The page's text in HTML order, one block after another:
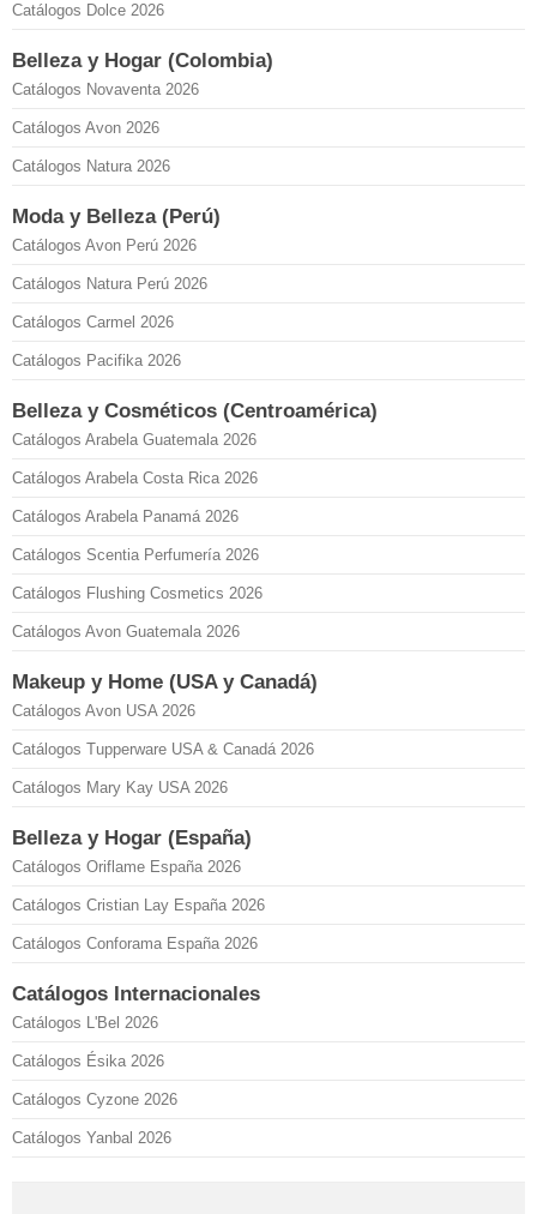
Catálogos Dolce 2026
Belleza y Hogar (Colombia)
Catálogos Novaventa 2026
Catálogos Avon 2026
Catálogos Natura 2026
Moda y Belleza (Perú)
Catálogos Avon Perú 2026
Catálogos Natura Perú 2026
Catálogos Carmel 2026
Catálogos Pacifika 2026
Belleza y Cosméticos (Centroamérica)
Catálogos Arabela Guatemala 2026
Catálogos Arabela Costa Rica 2026
Catálogos Arabela Panamá 2026
Catálogos Scentia Perfumería 2026
Catálogos Flushing Cosmetics 2026
Catálogos Avon Guatemala 2026
Makeup y Home (USA y Canadá)
Catálogos Avon USA 2026
Catálogos Tupperware USA & Canadá 2026
Catálogos Mary Kay USA 2026
Belleza y Hogar (España)
Catálogos Oriflame España 2026
Catálogos Cristian Lay España 2026
Catálogos Conforama España 2026
Catálogos Internacionales
Catálogos L'Bel 2026
Catálogos Ésika 2026
Catálogos Cyzone 2026
Catálogos Yanbal 2026